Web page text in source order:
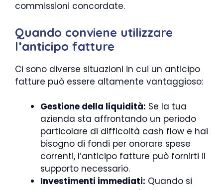
commissioni concordate.
Quando conviene utilizzare
l’anticipo fatture
Ci sono diverse situazioni in cui un anticipo
fatture può essere altamente vantaggioso:
Gestione della liquidità: Se la tua
azienda sta affrontando un periodo
particolare di difficoltà cash flow e hai
bisogno di fondi per onorare spese
correnti, l’anticipo fatture può fornirti il
supporto necessario.
Investimenti immediati: Quando si